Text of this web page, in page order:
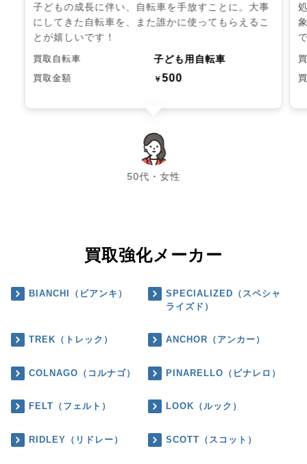
子どもの成長に伴い、自転車を手放すことに。大事
にしてきた自転車を、また誰かに使ってもらえるこ
とが嬉しいです！
買取自転車 子ども用自転車
買取金額 ￥500
50代・女性
chevron_left chevron_right
買取強化メーカー
BIANCHI（ビアンキ）
SPECIALIZED（スペシャ
ライズド）
TREK（トレック） ANCHOR（アンカー）
COLNAGO（コルナゴ） PINARELLO（ピナレロ）
FELT（フェルト） LOOK（ルック）
RIDLEY（リドレー） SCOTT（スコット）